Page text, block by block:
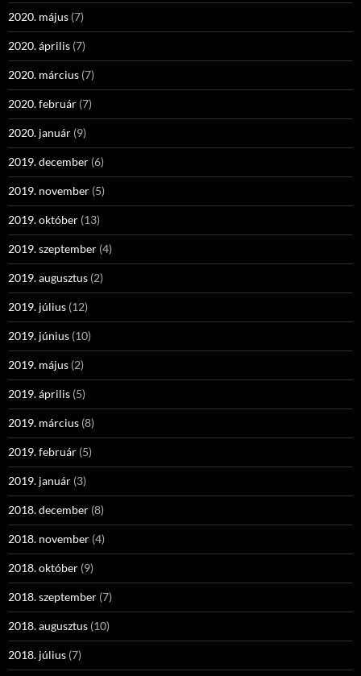
2020. május (7)
2020. április (7)
2020. március (7)
2020. február (7)
2020. január (9)
2019. december (6)
2019. november (5)
2019. október (13)
2019. szeptember (4)
2019. augusztus (2)
2019. július (12)
2019. június (10)
2019. május (2)
2019. április (5)
2019. március (8)
2019. február (5)
2019. január (3)
2018. december (8)
2018. november (4)
2018. október (9)
2018. szeptember (7)
2018. augusztus (10)
2018. július (7)